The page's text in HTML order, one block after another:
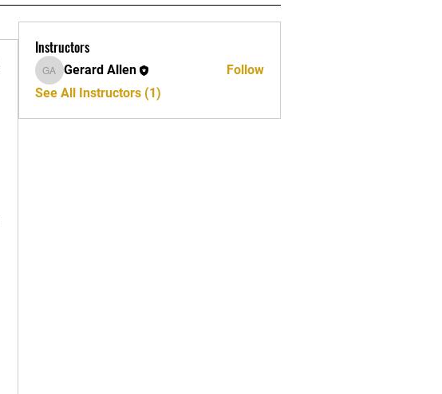
Instructors
Gerard Allen
Gerard Allen
Follow
See All Instructors (1)